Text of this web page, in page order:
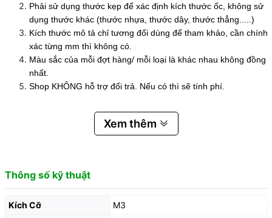
Phải sử dụng thước kẹp để xác định kích thước ốc, không sử
dụng thước khác (thước nhựa, thước dây, thước thẳng.....)
Kích thước mô tả chỉ tương đối dùng để tham khảo, cần chính
xác từng mm thì không có.
Màu sắc của mỗi đợt hàng/ mỗi loại là khác nhau không đồng
nhất.
Shop KHÔNG hỗ trợ đổi trả. Nếu có thì sẽ tính phí.
Xem thêm
Thông số kỹ thuật
Kích Cỡ
M3